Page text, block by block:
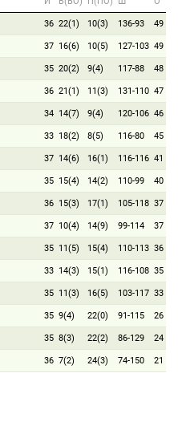
36 22(1) 10(3) 136-93 49
37 16(6) 10(5) 127-103 49
35 20(2) 9(4) 117-88 48
36 21(1) 11(3) 131-110 47
34 14(7) 9(4) 120-106 46
33 18(2) 8(5) 116-80 45
37 14(6) 16(1) 116-116 41
35 15(4) 14(2) 110-99 40
36 15(3) 17(1) 105-118 37
37 10(4) 14(9) 99-114 37
35 11(5) 15(4) 110-113 36
33 14(3) 15(1) 116-108 35
35 11(3) 16(5) 103-117 33
35 9(4) 22(0) 91-115 26
35 8(3) 22(2) 86-129 24
36 7(2) 24(3) 74-150 21